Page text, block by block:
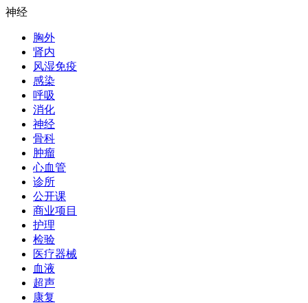
神经
胸外
肾内
风湿免疫
感染
呼吸
消化
神经
骨科
肿瘤
心血管
诊所
公开课
商业项目
护理
检验
医疗器械
血液
超声
康复